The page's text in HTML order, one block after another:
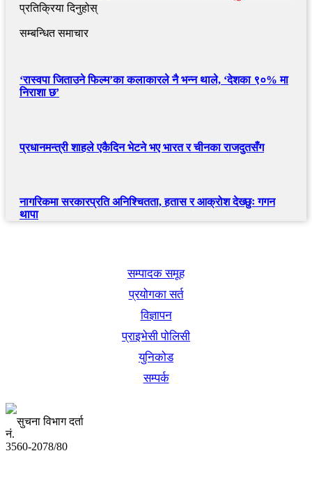
प्रतिक्रिया दिनुहोस्
सम्बन्धित समाचार
‘रास्वपा जिताउने फिल्म’का कलाकारले नै भन्न थाले, ‘देशका ९०% मा
निराशा छ’
प्रधानमन्त्री शाहले एकैदिन भेटने भए भारत र चीनका राजदुतसँग
नागरिकमा सरकारप्रति अनिश्चितता, हतास र आक्रोश देख्छुः गगन
थापा
सम्पादक समूह
प्रयोगका सर्त
विज्ञापन
प्राइभेसी पोलिसी
युनिकोड
सम्पर्क
सुचना विभाग दर्ता
नं.
3560-2078/80